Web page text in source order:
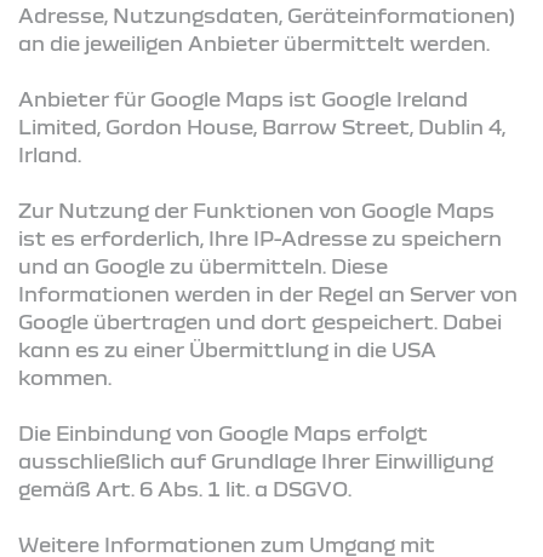
Adresse, Nutzungsdaten, Geräteinformationen)
an die jeweiligen Anbieter übermittelt werden.
Anbieter für Google Maps ist Google Ireland
Limited, Gordon House, Barrow Street, Dublin 4,
Irland.
Zur Nutzung der Funktionen von Google Maps
ist es erforderlich, Ihre IP-Adresse zu speichern
und an Google zu übermitteln. Diese
Informationen werden in der Regel an Server von
Google übertragen und dort gespeichert. Dabei
kann es zu einer Übermittlung in die USA
kommen.
Die Einbindung von Google Maps erfolgt
ausschließlich auf Grundlage Ihrer Einwilligung
gemäß Art. 6 Abs. 1 lit. a DSGVO.
Weitere Informationen zum Umgang mit